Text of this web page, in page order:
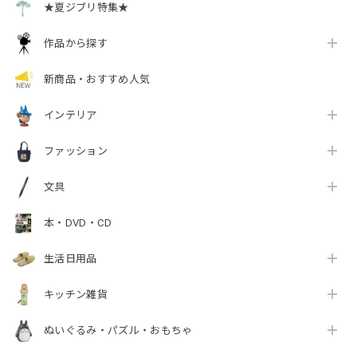
★夏ジブリ特集★
作品から探す
新商品・おすすめ人気
インテリア
ファッション
文具
本・DVD・CD
生活日用品
キッチン雑貨
ぬいぐるみ・パズル・おもちゃ